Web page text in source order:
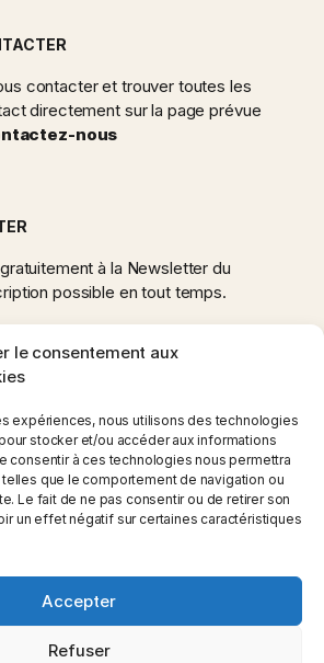
le consentement aux
expériences, nous utilisons des technologies
stocker et/ou accéder aux informations
consentir à ces technologies nous permettra
que le comportement de navigation ou
Le fait de ne pas consentir ou de retirer son
un effet négatif sur certaines caractéristiques
Accepter
Refuser
contacter et trouver toutes les
directement sur la page prévue
nous
à la Newsletter du
possible en tout temps.
Club Fauteuil Roulant Gruyère - Site